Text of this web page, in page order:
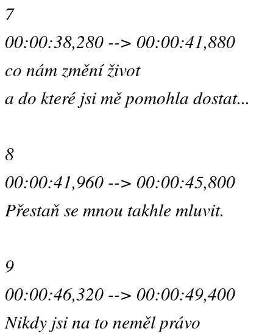
7
00:00:38,280 --> 00:00:41,880
co nám změní život
a do které jsi mě pomohla dostat...
8
00:00:41,960 --> 00:00:45,800
Přestaň se mnou takhle mluvit.
9
00:00:46,320 --> 00:00:49,400
Nikdy jsi na to neměl právo